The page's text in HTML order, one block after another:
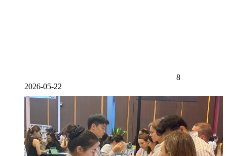
8
2026-05-22